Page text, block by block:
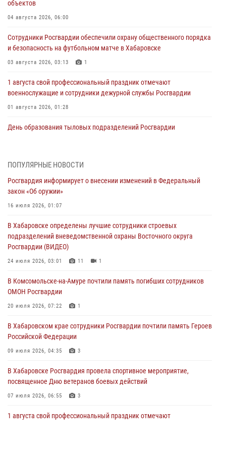
объектов
04 августа 2026, 06:00
Сотрудники Росгвардии обеспечили охрану общественного порядка
и безопасность на футбольном матче в Хабаровске
03 августа 2026, 03:13 1
1 августа свой профессиональный праздник отмечают
военнослужащие и сотрудники дежурной службы Росгвардии
01 августа 2026, 01:28
День образования тыловых подразделений Росгвардии
В Управлении Росгвардии по Хабаровскому краю состоялось
избирательного права
31 июля 2026, 03:26
женщине, потерявшей сознание во время массового мероприятия
29 июля 2026, 23:24 2
В Хабаровске продолжается акция «Каникулы с Росгвардией»
За прошедшую неделю в Хабаровском крае росгвардейцы провели
свыше 120 проверок условий хранения оружия
ПОПУЛЯРНЫЕ НОВОСТИ
Росгвардия информирует о внесении изменений в Федеральный
закон «Об оружии»
16 июля 2026, 01:07
В Хабаровске определены лучшие сотрудники строевых
подразделений вневедомственной охраны Восточного округа
Росгвардии (ВИДЕО)
24 июля 2026, 03:01 11 1
В Комсомольске-на-Амуре почтили память погибших сотрудников
ОМОН Росгвардии
20 июля 2026, 07:22 1
В Хабаровском крае сотрудники Росгвардии почтили память Героев
Российской Федерации
09 июля 2026, 04:35 3
В Хабаровске Росгвардия провела спортивное мероприятие,
посвященное Дню ветеранов боевых действий
07 июля 2026, 06:55 3
1 августа свой профессиональный праздник отмечают